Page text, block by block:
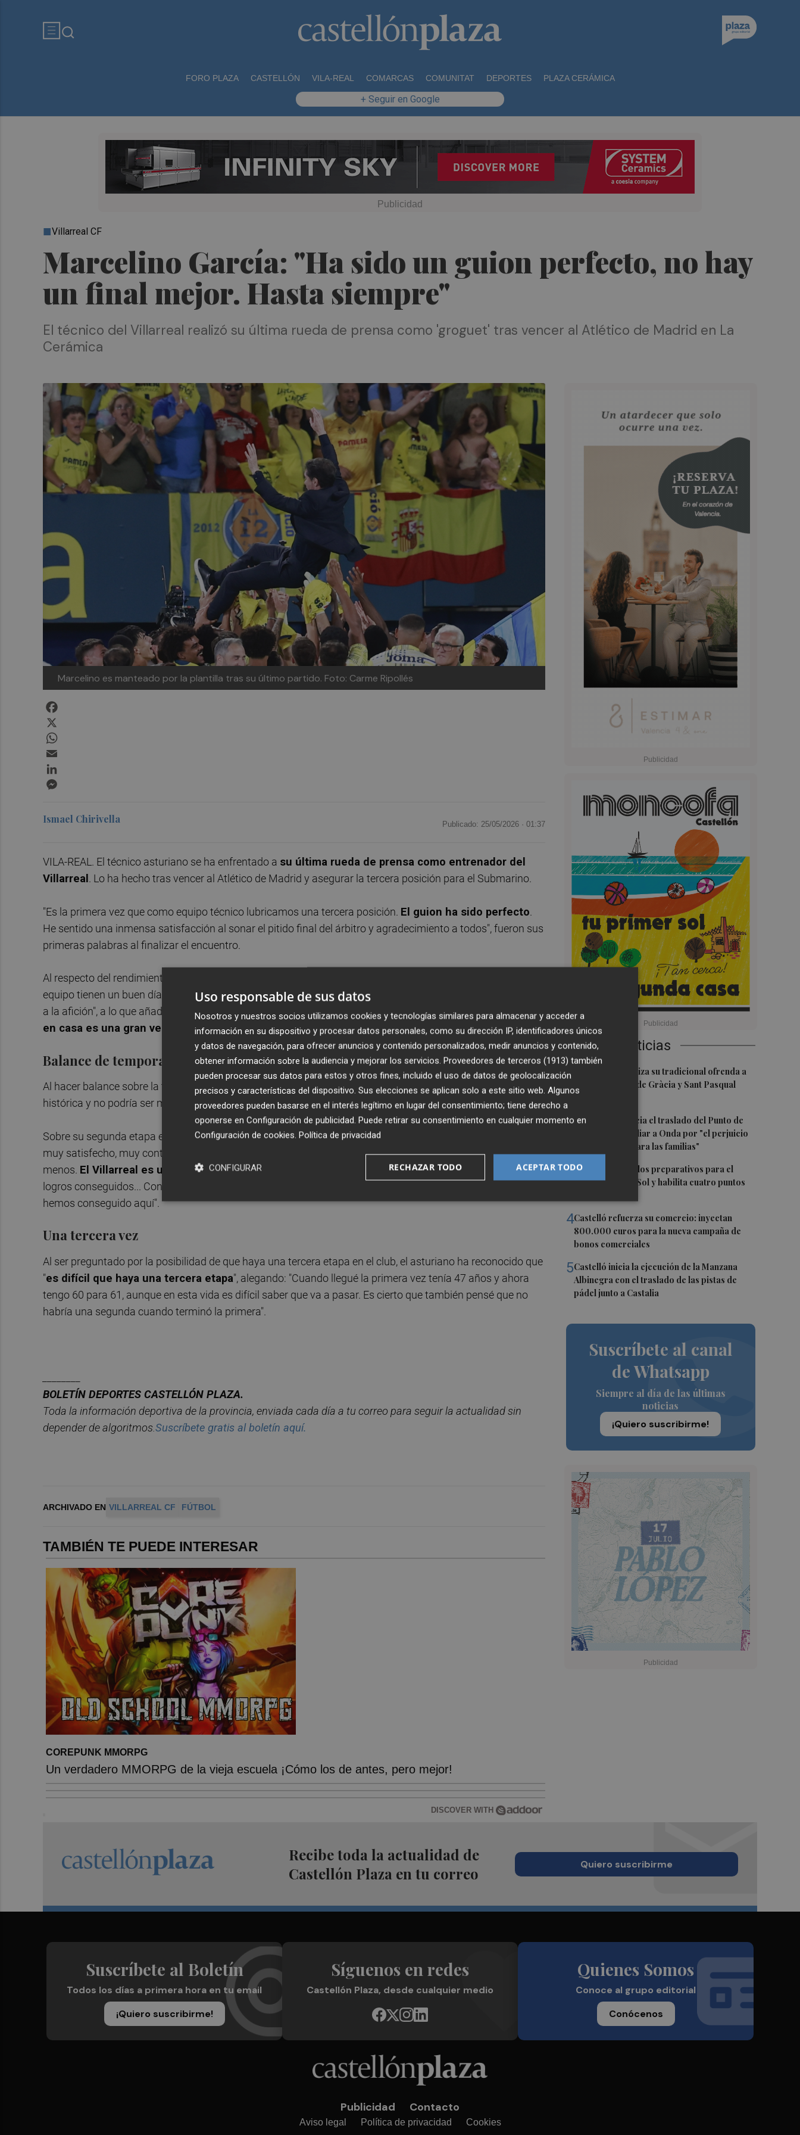
FORO PLAZA CASTELLÓN VILA-REAL COMARCAS COMUNITAT DEPORTES PLAZA CERÁMICA
+ Seguir en Google
Marcelino García: "Ha sido un guion perfecto, no hay
un final mejor. Hasta siempre"
Villarreal CF
El técnico del Villarreal realizó su última rueda de prensa como 'groguet' tras vencer al Atlético de Madrid en La
Cerámica
Marcelino es manteado por la plantilla tras su último partido. Foto: Carme Ripollés
Últimas Noticias
1
El Villarreal realiza su tradicional ofrenda a
la Mare de Déu de Gràcia y Sant Pasqual
Baylón
2 Vila-real denuncia el traslado del Punto de
Encuentro Familiar a Onda por "el perjuicio
que supondrá para las familias"
3Oropesa ultima los preparativos para el
eclipse total de Sol y habilita cuatro puntos
4Castelló refuerza su comercio: inyectan
800.000 euros para la nueva campaña de
bonos comerciales
5Castelló inicia la ejecución de la Manzana
Albinegra con el traslado de las pistas de
pádel junto a Castalia
Suscríbete al canal
de Whatsapp
Siempre al día de las últimas
noticias
¡Quiero suscribirme!
Ismael Chirivella Publicado: 25/05/2026 · 01:37
VILA-REAL. El técnico asturiano se ha enfrentado a su última rueda de prensa como entrenador del
Villarreal . Lo ha hecho tras vencer al Atlético de Madrid y asegurar la tercera posición para el Submarino.
"Es la primera vez que como equipo técnico lubricamos una tercera posición. El guion ha sido perfecto.
He sentido una inmensa satisfacción al sonar el pitido final del árbitro y agradecimiento a todos", fueron sus
primeras palabras al finalizar el encuentro.
Al respecto del rendimiento durante el partido, Marcelino García aseguró que "cuando los jugadores del
equipo tienen un buen día, son muy peligrosos, durante el partido los he visto disfrutar y han hecho disfrutar
a la afición", a lo que añadió: "En una situación de final de temporada a la que todos llegan cansados,jugar
en casa es una gran ventaja
Balance de temporada y segunda etapa
Al hacer balance sobre la temporada, el técnico ha asegurado que "tiene un mérito extraordinario, ha sido
histórica y no podría ser mejor el final". También celebró elrécord de goles conseguido.
Sobre su segunda etapa en el club, explicaba: "Hay una gran diferencia a como salimos la otra vez. Estoy
muy satisfecho, muy contento. Lo que me llevo es el cariño de la gente, desde el que manda más al que
menos. El Villarreal es una parte muy importante de mi vida
. Por la cantidad de años que han sido, los
logros conseguidos... Conseguir aquel ascenso, meternos en Europa directamente... Es difícil todo lo que
hemos conseguido aquí".
Una tercera vez
Al ser preguntado por la posibilidad de que haya una tercera etapa en el club, el asturiano ha reconocido que
"es difícil que haya una tercera etapa", alegando: "Cuando llegué la primera vez tenía 47 años y ahora
tengo 60 para 61, aunque en esta vida es difícil saber que va a pasar. Es cierto que también pensé que no
habría una segunda cuando terminó la primera".
BOLETÍN DEPORTES CASTELLÓN PLAZA.
Toda la información deportiva de la provincia, enviada cada día a tu correo para seguir la actualidad sin
depender de algoritmos.Suscríbete gratis al boletín aquí.
ARCHIVADO EN VILLARREAL CF FÚTBOL
TAMBIÉN TE PUEDE INTERESAR
COREPUNK MMORPG
Un verdadero MMORPG de la vieja escuela ¡Cómo los de antes, pero mejor!
DISCOVER WITH
Recibe toda la actualidad de
Castellón Plaza en tu correo
Quiero suscribirme
Suscríbete al Boletín
Todos los días a primera hora en tu email
¡Quiero suscribirme!
Síguenos en redes
Castellón Plaza, desde cualquier medio
Quienes Somos
Conoce al grupo editorial
Conócenos
Publicidad Contacto
Aviso legal Política de privacidad Cookies
Uso responsable de sus datos
Nosotros y nuestros socios utilizamos cookies y tecnologías similares para almacenar y acceder a
información en su dispositivo y procesar datos personales, como su dirección IP, identificadores únicos
y datos de navegación, para ofrecer anuncios y contenido personalizados, medir anuncios y contenido,
obtener información sobre la audiencia y mejorar los servicios. Proveedores de terceros (1913) también
pueden procesar sus datos para estos y otros fines, incluido el uso de datos de geolocalización
precisos y características del dispositivo. Sus elecciones se aplican solo a este sitio web. Algunos
proveedores pueden basarse en el interés legítimo en lugar del consentimiento; tiene derecho a
oponerse en Configuración de publicidad. Puede retirar su consentimiento en cualquier momento en
Configuración de cookies. Política de privacidad
ACEPTAR TODO
RECHAZAR TODO
CONFIGURAR